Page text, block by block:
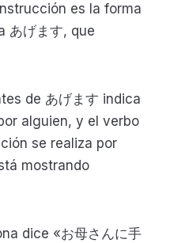
es la forma
あげます, que
de あげます indica
alguien, y el verbo
se realiza por
mostrando
dice «お母さんに手